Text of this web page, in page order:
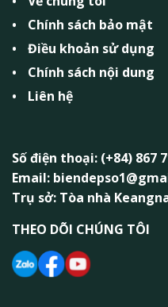
Chính sách bảo mật
Điều khoản sử dụng
Chính sách nội dung
Liên hệ
Số điện thoại: (+84) 867
Email:
Trụ sở: Tòa nhà
THEO DÕI CHÚNG TÔI